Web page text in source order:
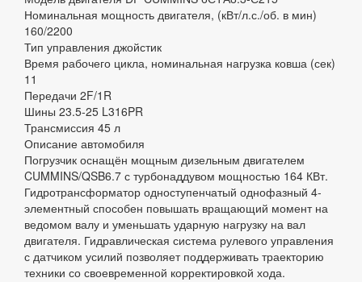
Номинальная мощность двигателя, (кВт/л.с./об. в мин)
160/2200
Тип управления джойстик
Время рабочего цикла, номинальная нагрузка ковша (сек)
11
Передачи 2F/1R
Шины 23.5-25 L316PR
Трансмиссия 45 л
Описание автомобиля
Погрузчик оснащён мощным дизельным двигателем
CUMMINS/QSB6.7 с турбонаддувом мощностью 164 КВт.
Гидротрансформатор одноступенчатый однофазный 4-
элементный способен повышать вращающий момент на
ведомом валу и уменьшать ударную нагрузку на вал
двигателя. Гидравлическая система рулевого управления
с датчиком усилий позволяет поддерживать траекторию
техники со своевременной корректировкой хода.